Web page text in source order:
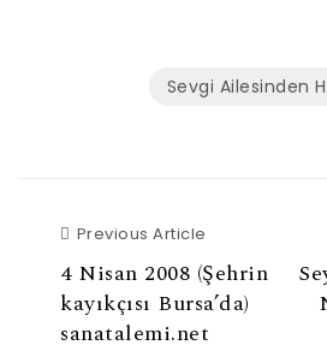
Sevgi Ailesinden
Previous Article
4 Nisan 2008 (Şehrin
kayıkçısı Bursa’da)
sanatalemi.net